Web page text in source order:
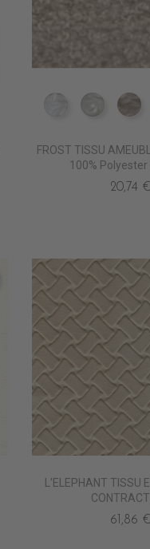
TA5300 BLANC
TA5301
FROST TISSU
100%
20,74 €
L'ELEPHANT TISSU
61,86 €